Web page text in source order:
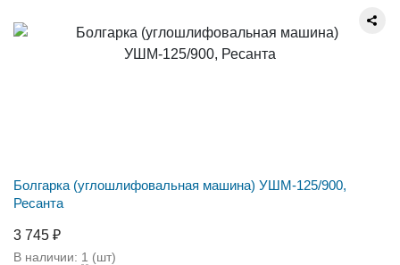
Болгарка (углошлифовальная машина) УШМ-125/900,
Ресанта
3 745 ₽
В наличии: 1 (шт)